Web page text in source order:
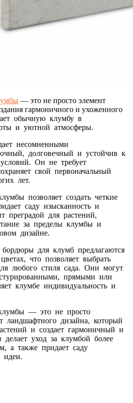
— это не просто элемент
гармоничного и ухоженного
обычную клумбу в
и уютной атмосферы.
несомненными
долговечный и устойчив к
Он не требует
свой первоначальный
лет.
позволяет создать четкие
саду изысканность и
преградой для растений,
за пределы клумбы и
дизайне.
для клумб предлагаются
что позволяет выбрать
любого стиля сада. Они могут
прямыми или
клумбе индивидуальность и
— это не просто
ландшафтного дизайна, который
и создает гармоничный и
уход за клумбой более
а также придает саду
идеи.